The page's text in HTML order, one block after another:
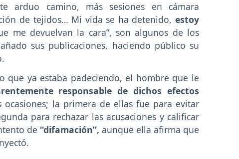
arduo camino, más sesiones en cámara
de tejidos… Mi vida se ha detenido, estoy
me devuelvan la cara”, son algunos de los
sus publicaciones, haciendo público su
que ya estaba padeciendo, el hombre que le
responsable de dichos efectos
la primera de ellas fue para evitar
para rechazar las acusaciones y calificar
de “difamación”, aunque ella afirma que